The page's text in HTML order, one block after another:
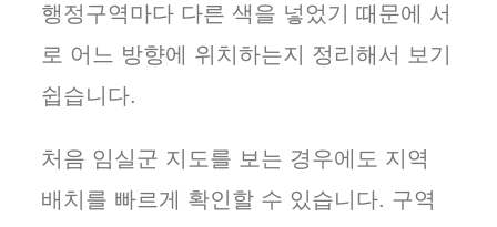
행정구역마다 다른 색을 넣었기 때문에 서
로 어느 방향에 위치하는지 정리해서 보기
쉽습니다.
처음 임실군 지도를 보는 경우에도 지역
배치를 빠르게 확인할 수 있습니다. 구역